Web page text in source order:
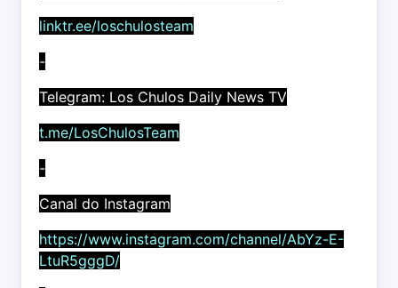
linktr.ee/loschulosteam
-
Telegram: Los Chulos Daily News TV
t.me/LosChulosTeam
-
Canal do Instagram
https://www.instagram.com/channel/AbYz-E-
LtuR5gggD/